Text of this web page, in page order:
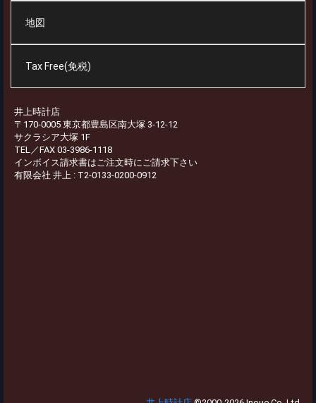
地図
Tax Free(免税)
井上時計店
〒170-0005 東京都豊島区南大塚 3-12-12
サクラシア大塚 1F
TEL／FAX 03-3986-1118
インボイス請求書はご注文時にご請求下さい
有限会社 井上 : T2-0133-0200-0912